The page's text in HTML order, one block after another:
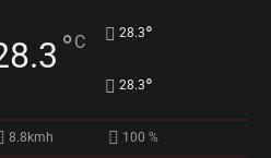
°C 28.3°
28.3°
8.8kmh 100 %